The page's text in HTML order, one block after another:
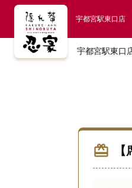
宇都宮駅東口店
宇都宮駅東口
redeem